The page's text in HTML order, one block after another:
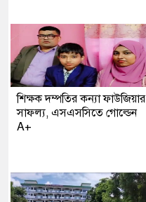
শিক্ষক দম্পতির কন্যা ফাউজিয়ার
সাফল্য, এসএসসিতে গোল্ডেন
A+